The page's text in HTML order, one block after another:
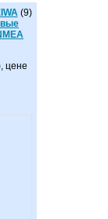
(9)
цене